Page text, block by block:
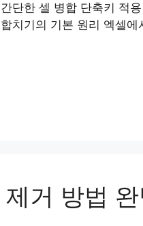
단한 셀 병합 단축키 적
치기의 기본 원리 엑셀
거 방법